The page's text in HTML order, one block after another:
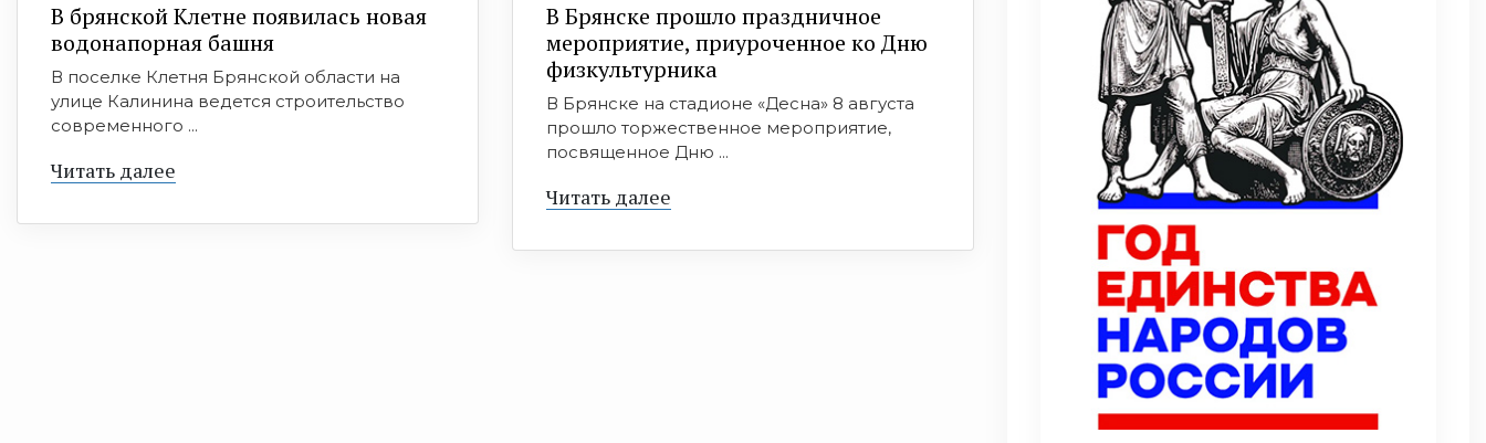
В брянской Клетне появилась новая
водонапорная башня
В поселке Клетня Брянской области на
улице Калинина ведется строительство
современного ...
Читать далее
В Брянске прошло праздничное
мероприятие, приуроченное ко Дню
физкультурника
В Брянске на стадионе «Десна» 8 августа
прошло торжественное мероприятие,
посвященное Дню ...
Читать далее